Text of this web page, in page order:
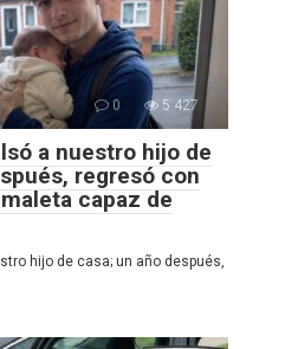
0 5 427
a nuestro hijo de
regresó con
capaz de
hijo de casa; un año después,